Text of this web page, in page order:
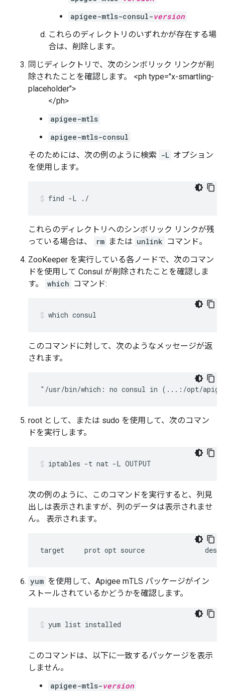
apigee-mtls-consul-version
これらのディレクトリのいずれかが存在する場
合は、削除します。
同じディレクトリで、次のシンボリック リンクが削
除されたことを確認します。 <ph type="x-smartling-
placeholder">
</ph>
apigee-mtls
apigee-mtls-consul
そのためには、次の例のように検索 -L オプション
を使用します。
find -L ./
これらのディレクトリへのシンボリック リンクが残
っている場合は、
rm または unlink コマンド。
ZooKeeper を実行している各ノードで、次のコマン
ドを使用して Consul が削除されたことを確認しま
す。
which コマンド:
which consul
このコマンドに対して、次のようなメッセージが返
されます。
"/usr/bin/which: no consul in (...:/opt/
root として、または sudo を使用して、次のコマン
ドを実行します。
iptables -t nat -L OUTPUT
次の例のように、このコマンドを実行すると、列見
出しは表示されますが、列のデータは表示されませ
ん。 表示されます。
target     prot opt source
yum を使用して、Apigee mTLS パッケージがイン
ストールされているかどうかを確認します。
yum list installed
このコマンドは、以下に一致するパッケージを表示
しません。
apigee-mtls-version